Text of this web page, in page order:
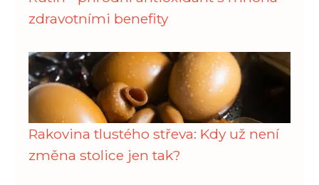
zdravotními benefity
Rakovina tlustého střeva: Kdy už není
změna stolice jen tak?